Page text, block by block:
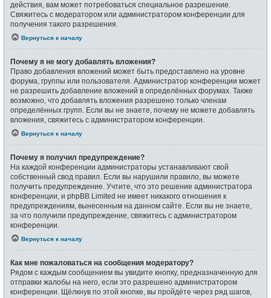
действия, вам может потребоваться специальное разрешение.
Свяжитесь с модератором или администратором конференции для
получения такого разрешения.
Вернуться к началу
Почему я не могу добавлять вложения?
Право добавления вложений может быть предоставлено на уровне
форума, группы или пользователя. Администратор конференции может
не разрешить добавление вложений в определённых форумах. Также
возможно, что добавлять вложения разрешено только членам
определённых групп. Если вы не знаете, почему не можете добавлять
вложения, свяжитесь с администратором конференции.
Вернуться к началу
Почему я получил предупреждение?
На каждой конференции администраторы устанавливают свой
собственный свод правил. Если вы нарушили правило, вы можете
получить предупреждение. Учтите, что это решение администратора
конференции, и phpBB Limited не имеет никакого отношения к
предупреждениям, вынесенным на данном сайте. Если вы не знаете,
за что получили предупреждение, свяжитесь с администратором
конференции.
Вернуться к началу
Как мне пожаловаться на сообщения модератору?
Рядом с каждым сообщением вы увидите кнопку, предназначенную для
отправки жалобы на него, если это разрешено администратором
конференции. Щёлкнув по этой кнопке, вы пройдёте через ряд шагов,